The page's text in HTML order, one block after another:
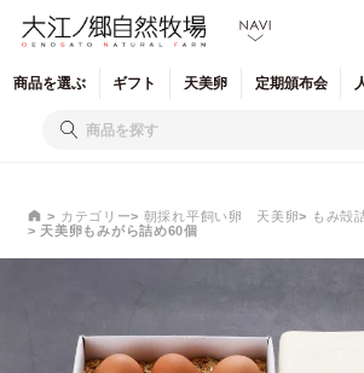
商品を選ぶ ギフト 天美卵 定期頒布会
カテゴリー 朝採れ平飼い卵 天美卵
もみ殻
天美卵もみがら詰め60個